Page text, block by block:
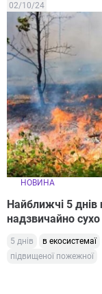
02/10/24
НОВИНА
Найближчі 5 днів
надзвичайно сухо
5 днів в екосистемаї
підвищеної пожежної